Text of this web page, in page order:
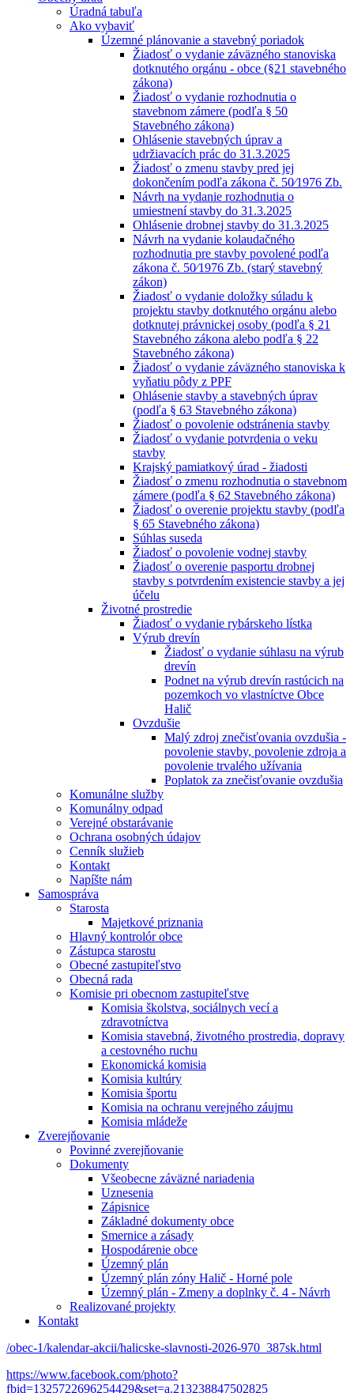
Úradná tabuľa
Ako vybaviť
Územné plánovanie a stavebný poriadok
Žiadosť o vydanie záväzného stanoviska
dotknutého orgánu - obce (§21 stavebného
zákona)
Žiadosť o vydanie rozhodnutia o
stavebnom zámere (podľa § 50
Stavebného zákona)
Ohlásenie stavebných úprav a
udržiavacích prác do 31.3.2025
Žiadosť o zmenu stavby pred jej
dokončením podľa zákona č. 50⁄1976 Zb.
Návrh na vydanie rozhodnutia o
umiestnení stavby do 31.3.2025
Ohlásenie drobnej stavby do 31.3.2025
Návrh na vydanie kolaudačného
rozhodnutia pre stavby povolené podľa
zákona č. 50⁄1976 Zb. (starý stavebný
zákon)
Žiadosť o vydanie doložky súladu k
projektu stavby dotknutého orgánu alebo
dotknutej právnickej osoby (podľa § 21
Stavebného zákona alebo podľa § 22
Stavebného zákona)
Žiadosť o vydanie záväzného stanoviska k
vyňatiu pôdy z PPF
Ohlásenie stavby a stavebných úprav
(podľa § 63 Stavebného zákona)
Žiadosť o povolenie odstránenia stavby
Žiadosť o vydanie potvrdenia o veku
stavby
Krajský pamiatkový úrad - žiadosti
Žiadosť o zmenu rozhodnutia o stavebnom
zámere (podľa § 62 Stavebného zákona)
Žiadosť o overenie projektu stavby (podľa
§ 65 Stavebného zákona)
Súhlas suseda
Žiadosť o povolenie vodnej stavby
Žiadosť o overenie pasportu drobnej
stavby s potvrdením existencie stavby a jej
účelu
Životné prostredie
Žiadosť o vydanie rybárskeho lístka
Výrub drevín
Žiadosť o vydanie súhlasu na výrub
drevín
Podnet na výrub drevín rastúcich na
pozemkoch vo vlastníctve Obce
Halič
Ovzdušie
Malý zdroj znečisťovania ovzdušia -
povolenie stavby, povolenie zdroja a
povolenie trvalého užívania
Poplatok za znečisťovanie ovzdušia
Komunálne služby
Komunálny odpad
Verejné obstarávanie
Ochrana osobných údajov
Cenník služieb
Kontakt
Napíšte nám
Samospráva
Starosta
Majetkové priznania
Hlavný kontrolór obce
Zástupca starostu
Obecné zastupiteľstvo
Obecná rada
Komisie pri obecnom zastupiteľstve
Komisia školstva, sociálnych vecí a
zdravotníctva
Komisia stavebná, životného prostredia, dopravy
a cestovného ruchu
Ekonomická komisia
Komisia kultúry
Komisia športu
Komisia na ochranu verejného záujmu
Komisia mládeže
Zverejňovanie
Povinné zverejňovanie
Dokumenty
Všeobecne záväzné nariadenia
Uznesenia
Zápisnice
Základné dokumenty obce
Smernice a zásady
Hospodárenie obce
Územný plán
Územný plán zóny Halič - Horné pole
Územný plán - Zmeny a doplnky č. 4 - Návrh
Realizované projekty
Kontakt
/obec-1/kalendar-akcii/halicske-slavnosti-2026-970_387sk.html
https://www.facebook.com/photo?
fbid=1325722696254429&set=a.213238847502825